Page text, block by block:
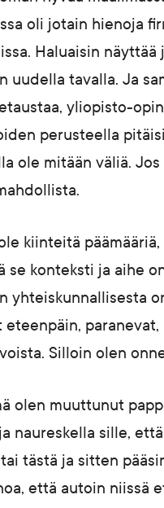
oli jotain hienoja
Haluaisin
uudella tavalla. Ja
yliopisto-
perusteella
ole mitään väliä.
kiinteitä
se konteksti ja aihe
yhteiskunnallisesta
Silloin olen
olen muuttunut
naureskella sille,
tästä ja sitten
että autoin niissä